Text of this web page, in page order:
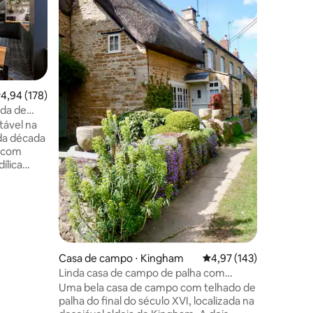
de uma avaliação média de 5, 178 avaliações
4,94 (178)
de
na
década
Casa de campo ⋅ Kingham 4,97 de uma avaliação
4,97 (143)
Linda casa de campo de palha com
formato de caixa de chocolate
Uma bela casa de campo com telhado de
palha do final do século XVI, localizada na